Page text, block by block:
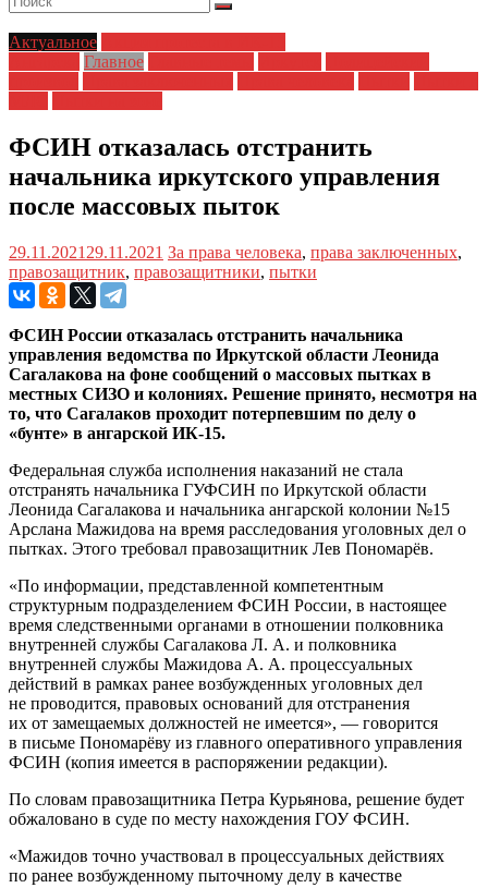
Актуальное
Главное
ФСИН отказалась отстранить
начальника иркутского управления
после массовых пыток
29.11.2021 29.11.2021 За права человека, права заключенных,
правозащитник, правозащитники, пытки
ФСИН России отказалась отстранить начальника
управления ведомства по Иркутской области Леонида
Сагалакова на фоне сообщений о массовых пытках в
местных СИЗО и колониях. Решение принято, несмотря на
то, что Сагалаков проходит потерпевшим по делу о
«бунте» в ангарской ИК-15.
Федеральная служба исполнения наказаний не стала
отстранять начальника ГУФСИН по Иркутской области
Леонида Сагалакова и начальника ангарской колонии №15
Арслана Мажидова на время расследования уголовных дел о
пытках. Этого требовал правозащитник Лев Пономарёв.
«По информации, представленной компетентным
структурным подразделением ФСИН России, в настоящее
время следственными органами в отношении полковника
внутренней службы Сагалакова Л. А. и полковника
внутренней службы Мажидова А. А. процессуальных
действий в рамках ранее возбужденных уголовных дел
не проводится, правовых оснований для отстранения
их от замещаемых должностей не имеется», — говорится
в письме Пономарёву из главного оперативного управления
ФСИН (копия имеется в распоряжении редакции).
По словам правозащитника Петра Курьянова, решение будет
обжаловано в суде по месту нахождения ГОУ ФСИН.
«Мажидов точно участвовал в процессуальных действиях
по ранее возбужденному пыточному делу в качестве